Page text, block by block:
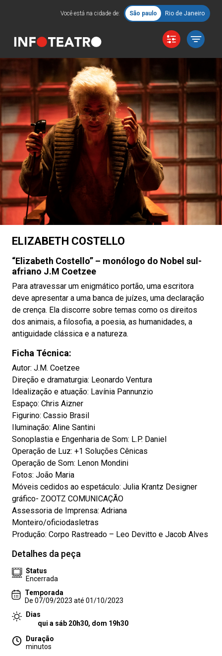
Você está na cidade de: São paulo Rio de Janeiro
ELIZABETH COSTELLO
“Elizabeth Costello” – monólogo do Nobel sul-
afriano J.M Coetzee
Para atravessar um enigmático portão, uma escritora
deve apresentar a uma banca de juízes, uma declaração
de crença. Ela discorre sobre temas como os direitos
dos animais, a filosofia, a poesia, as humanidades, a
antiguidade clássica e a natureza.
Ficha Técnica:
Autor: J.M. Coetzee
Direção e dramaturgia: Leonardo Ventura
Idealização e atuação: Lavínia Pannunzio
Espaço: Chris Aizner
Figurino: Cassio Brasil
Iluminação: Aline Santini
Sonoplastia e Engenharia de Som: L.P. Daniel
Operação de Luz: +1 Soluções Cênicas
Operação de Som: Lenon Mondini
Fotos: João Maria
Móveis cedidos ao espetáculo: Julia Krantz Designer
gráfico- ZOOTZ COMUNICAÇÃO
Assessoria de Imprensa: Adriana
Monteiro/oficiodasletras
Produção: Corpo Rastreado – Leo Devitto e Jacob Alves
Detalhes da peça
Status
Encerrada
Temporada
De 07/09/2023 até 01/10/2023
Dias
qui a sáb 20h30, dom 19h30
Duração
minutos